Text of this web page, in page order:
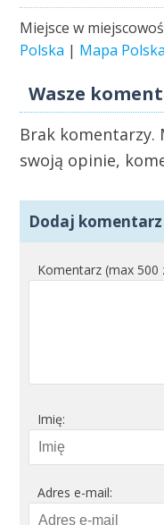
Miejsce w
Polska | Mapa Polska
Wasze
Brak komentarzy.
swoją opinie,
Dodaj
Komentarz (max 500
Imię:
Adres e-mail: